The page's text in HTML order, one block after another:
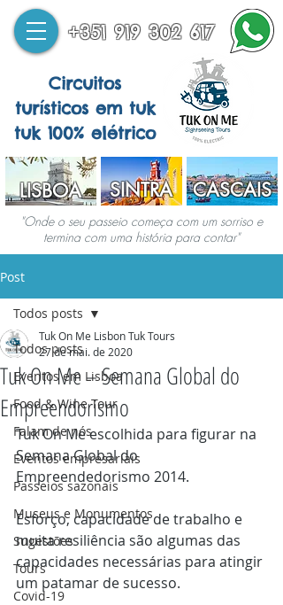
Circuitos
turísticos em tuk
tuk 100% elétrico
LISBOA SINTRA CASCAIS
"Onde o seu passeio começa com um sorriso e
termina com uma história para contar"
+351 919 302 617
Post
Todos posts
Eventos em Lisboa
Food & Wine Tour
Falam de nós
Eventos empresariais
Passeios sazonais
Museus e Monumentos
Sugestões
Tours
Covid-19
Todos posts
Tuk On Me – Semana Global do
Empreendorismo
Tuk On Me Lisbon Tuk Tours
27 de mai. de 2020
Tuk On Me escolhida para figurar na
Semana Global do
Empreendedorismo 2014.
Esforço, capacidade de trabalho e
muita resiliência são algumas das
capacidades necessárias para atingir
um patamar de sucesso.